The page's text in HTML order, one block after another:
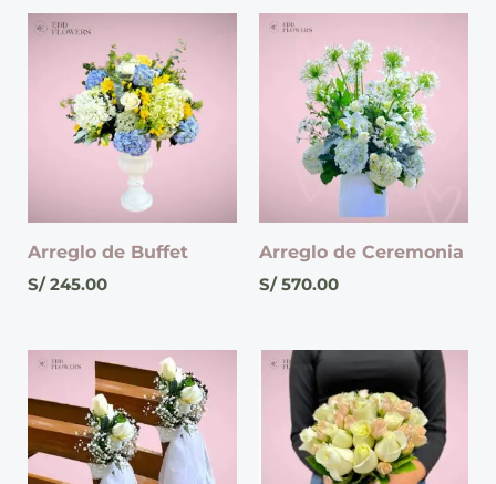
Arreglo de Buffet
S/ 245.00
Arreglo de Ceremonia
S/ 570.00